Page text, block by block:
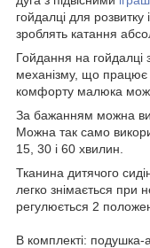
гойдалці для
зроблять катання
Гойдання на гойдалці
механізму, що працює
комфорту малюка
За бажанням можна
Можна так само
15, 30 і 60 хвилин.
Тканина дитячого
легко знімається при
регулюється 2
В комплекті: